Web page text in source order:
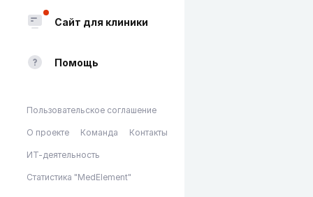
Сайт для клиники
Помощь
Пользовательское соглашение
О проекте Команда Контакты
ИТ-деятельность
Статистика "MedElement"